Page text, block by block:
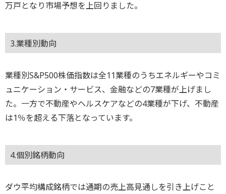
万戸となり市場予想を上回りました。
3.業種別動向
業種別S&P500株価指数は全11業種のうちエネルギーやコミ
ュニケーション・サービス、金融などの7業種が上げまし
た。一方で不動産やヘルスケアなどの4業種が下げ、不動産
は1％を超える下落となっています。
4.個別銘柄動向
ダウ平均構成銘柄では通期の売上高見通しを引き上げこと